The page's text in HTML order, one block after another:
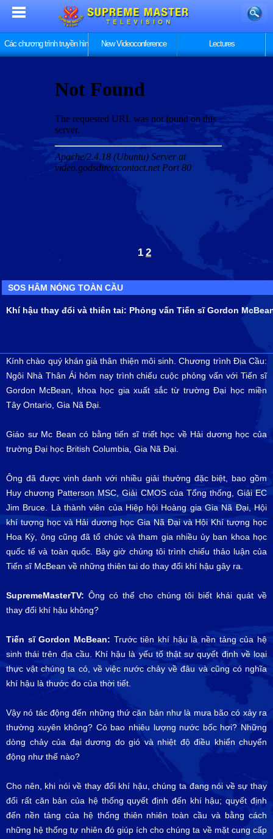
Các chương trình truyền hình New Videoconference Lectures
1 2
SOS HÂM NÓNG TOÀN CẦU
Khí hậu thay đổi và thiên tai: Phỏng vấn Tiến sĩ Gordon
Kính chào quý khán giả thân thiện môi sinh. Chương trình Địa Cầu:
Ngôi Nhà Thân Ái hôm nay trình chiếu cuộc phỏng vấn với Tiến sĩ
Gordon McBean, khoa học gia xuất sắc từ trường Đại học miền
Tây Ontario, Gia Nã Đại.
Giáo sư Mc Bean có bằng tiến sĩ triết học về Hải dương học của
trường Đại học British Columbia, Gia Nã Đại.
Ông đã được vinh danh với nhiều giải thưởng đặc biệt, bao gồm
Huy chương Patterson MSC, Giải CMOS của Tổng thống, Giải EC
Jim Bruce. Là thành viên của Hiệp hội Hoàng gia Gia Nã Đại, Hội
khí tượng học và Hải dương học Gia Nã Đại và Hội Khí tượng học
Hoa Kỳ, ông cũng đã tổ chức và tham gia nhiều ủy ban khoa học
quốc tế và toàn quốc. Bây giờ chúng tôi trình chiếu thảo luận của
Tiến sĩ McBean về những thiên tai do thay đổi khí hậu gây ra.
SupremeMasterTV: Ông có thể cho chúng tôi biết khái quát về
thay đổi khí hậu không?
Tiến sĩ Gordon McBean: Trước tiên khí hậu là nền tảng của hệ
sinh thái trên địa cầu. Khí hậu là yếu tố thật sự quyết định về loại
thực vật chúng ta có, về việc nước chảy về đâu và cũng có nghĩa
khí hậu là thước đo của thời tiết.
Vậy nó tác động đến những thứ căn bản như là mưa bão có xảy ra
thường xuyên không? Có bao nhiêu lượng nước bốc hơi? Những
dòng chảy của đại dương do gió và nhiệt độ điều khiển chuyển
động như thế nào?
Cho nên, khi nói về thay đổi khí hậu, chúng ta đang nói về sự thay
đổi rất căn bản của hệ thống quyết định đến khí hậu; quyết định
đến nền tảng của hệ thống thiên nhiên toàn cầu và bằng cách
những hệ thống tự nhiên đó giúp ích cho chúng ta về mặt cung cấp